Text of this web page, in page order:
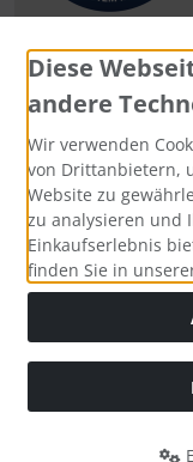
Social Media
Diese
andere
Wir verwenden
von Drittanbietern,
Website zu
zu analysieren und
Einkaufserlebnis
finden Sie in